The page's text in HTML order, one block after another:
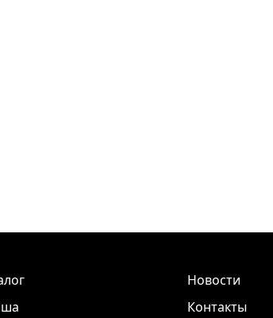
Новости
Контакты